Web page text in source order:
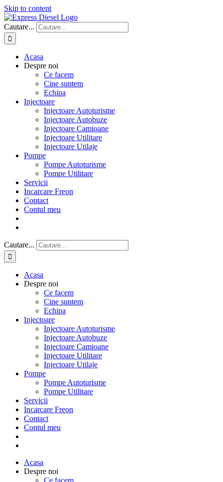
Skip to content
Cautare...
Acasa
Despre noi
Ce facem
Cine suntem
Echipa
Injectoare
Injectoare Autoturisme
Injectoare Autobuze
Injectoare Camioane
Injectoare Utilitare
Injectoare Utilaje
Pompe
Pompe Autoturisme
Pompe Utilitare
Servicii
Incarcare Freon
Contact
Contul meu
Cautare...
Acasa
Despre noi
Ce facem
Cine suntem
Echipa
Injectoare
Injectoare Autoturisme
Injectoare Autobuze
Injectoare Camioane
Injectoare Utilitare
Injectoare Utilaje
Pompe
Pompe Autoturisme
Pompe Utilitare
Servicii
Incarcare Freon
Contact
Contul meu
Acasa
Despre noi
Ce facem